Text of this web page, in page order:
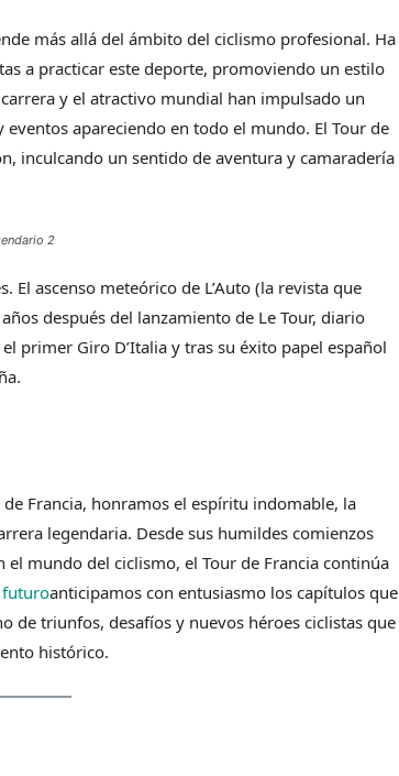
más allá del ámbito del ciclismo profesional. Ha
a practicar este deporte, promoviendo un estilo
y el atractivo mundial han impulsado un
eventos apareciendo en todo el mundo. El Tour de
inculcando un sentido de aventura y camaradería
2
ascenso meteórico de L’Auto (la revista que
después del lanzamiento de Le Tour, diario
primer Giro D’Italia y tras su éxito papel español
Francia, honramos el espíritu indomable, la
legendaria. Desde sus humildes comienzos
mundo del ciclismo, el Tour de Francia continúa
futuroanticipamos con entusiasmo los capítulos que
de triunfos, desafíos y nuevos héroes ciclistas que
histórico.